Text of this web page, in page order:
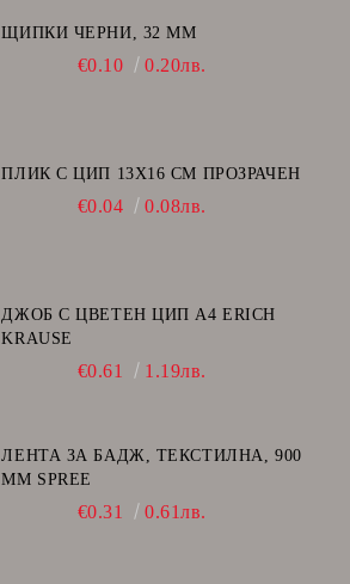
ЩИПКИ ЧЕРНИ, 32 ММ
€0.10 0.20лв.
ПЛИК С ЦИП 13X16 CM ПРОЗРАЧЕН
€0.04 0.08лв.
ДЖОБ С ЦВЕТЕН ЦИП А4 ERICH
KRAUSE
€0.61 1.19лв.
ЛЕНТА ЗА БАДЖ, ТЕКСТИЛНА, 900
ММ SPREE
€0.31 0.61лв.